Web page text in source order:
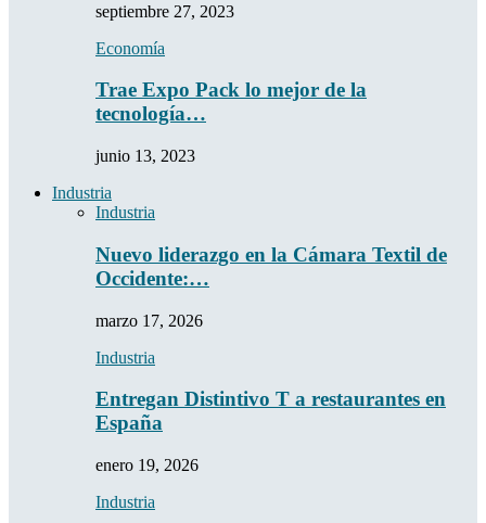
septiembre 27, 2023
Economía
Trae Expo Pack lo mejor de la
tecnología…
junio 13, 2023
Industria
Industria
Nuevo liderazgo en la Cámara Textil de
Occidente:…
marzo 17, 2026
Industria
Entregan Distintivo T a restaurantes en
España
enero 19, 2026
Industria